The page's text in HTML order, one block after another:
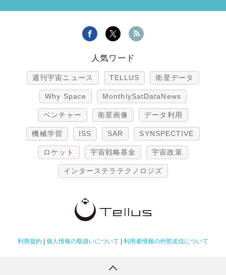
人気ワード
週刊宇宙ニュース TELLUS 衛星データ
Why Space MonthlySatDataNews
ベンチャー 衛星画像 データ利用
機械学習 ISS SAR SYNSPECTIVE
ロケット 宇宙戦略基金 宇宙政策
インターステラテクノロジズ
利用規約 個人情報の取扱いについて 利用者情報の外部送信について